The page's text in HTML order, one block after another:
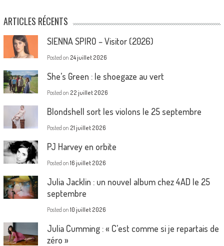
ARTICLES RÉCENTS
SIENNA SPIRO – Visitor (2026)
Posted on 24 juillet 2026
She’s Green : le shoegaze au vert
Posted on 22 juillet 2026
Blondshell sort les violons le 25 septembre
Posted on 21 juillet 2026
PJ Harvey en orbite
Posted on 16 juillet 2026
Julia Jacklin : un nouvel album chez 4AD le 25
septembre
Posted on 10 juillet 2026
Julia Cumming : « C’est comme si je repartais de
zéro »